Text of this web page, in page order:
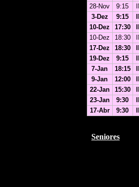
28-Nov
9:15
3-Dez
9:15
10-Dez
17:30
10-Dez
18:30
17-Dez
18:30
19-Dez
9:15
7-Jan
18:15
9-Jan
12:00
22-Jan
15:30
23-Jan
9:30
17-Abr
9:30
Seniores